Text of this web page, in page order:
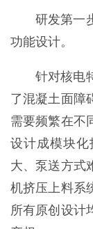
研发第一
功能设计。
针对核电
了混凝土面障
需要频繁在不
设计成模块
大、泵送方式
机挤压上料系
所有原创设计